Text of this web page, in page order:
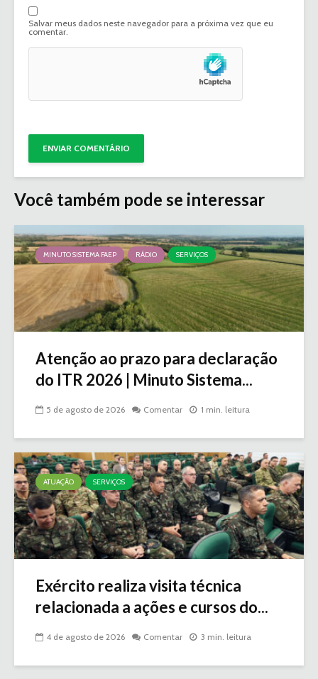
Salvar meus dados neste navegador para a próxima vez que eu
comentar.
Você também pode se interessar
MINUTO SISTEMA FAEP RÁDIO SERVIÇOS
Atenção ao prazo para declaração
do ITR 2026 | Minuto Sistema...
5 de agosto de 2026 Comentar 1 min. leitura
ATUAÇÃO SERVIÇOS
Exército realiza visita técnica
relacionada a ações e cursos do...
4 de agosto de 2026 Comentar 3 min. leitura